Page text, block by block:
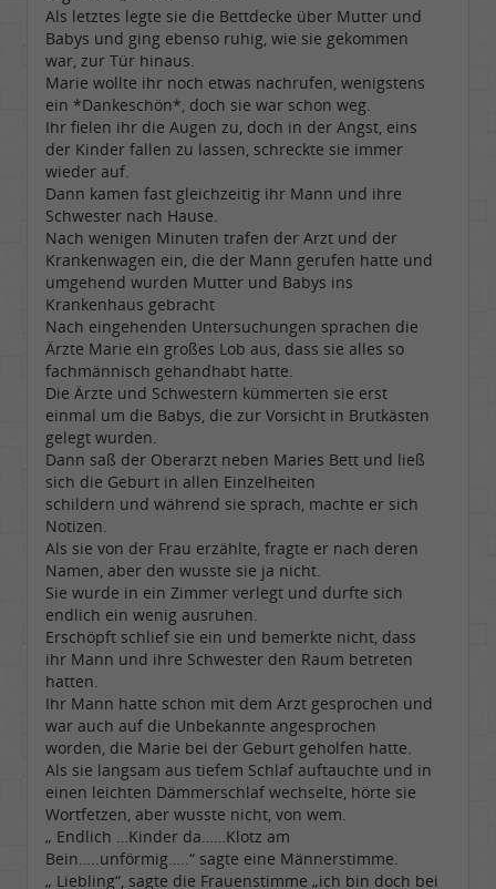
Als letztes legte sie die Bettdecke über Mutter und
Babys und ging ebenso ruhig, wie sie gekommen
war, zur Tür hinaus.
Marie wollte ihr noch etwas nachrufen, wenigstens
ein *Dankeschön*, doch sie war schon weg.
Ihr fielen ihr die Augen zu, doch in der Angst, eins
der Kinder fallen zu lassen, schreckte sie immer
wieder auf.
Dann kamen fast gleichzeitig ihr Mann und ihre
Schwester nach Hause.
Nach wenigen Minuten trafen der Arzt und der
Krankenwagen ein, die der Mann gerufen hatte und
umgehend wurden Mutter und Babys ins
Krankenhaus gebracht
Nach eingehenden Untersuchungen sprachen die
Ärzte Marie ein großes Lob aus, dass sie alles so
fachmännisch gehandhabt hatte.
Die Ärzte und Schwestern kümmerten sie erst
einmal um die Babys, die zur Vorsicht in Brutkästen
gelegt wurden.
Dann saß der Oberarzt neben Maries Bett und ließ
sich die Geburt in allen Einzelheiten
schildern und während sie sprach, machte er sich
Notizen.
Als sie von der Frau erzählte, fragte er nach deren
Namen, aber den wusste sie ja nicht.
Sie wurde in ein Zimmer verlegt und durfte sich
endlich ein wenig ausruhen.
Erschöpft schlief sie ein und bemerkte nicht, dass
ihr Mann und ihre Schwester den Raum betreten
hatten.
Ihr Mann hatte schon mit dem Arzt gesprochen und
war auch auf die Unbekannte angesprochen
worden, die Marie bei der Geburt geholfen hatte.
Als sie langsam aus tiefem Schlaf auftauchte und in
einen leichten Dämmerschlaf wechselte, hörte sie
Wortfetzen, aber wusste nicht, von wem.
„ Endlich …Kinder da……Klotz am
Bein…..unförmig…..“ sagte eine Männerstimme.
„ Liebling“, sagte die Frauenstimme „ich bin doch bei